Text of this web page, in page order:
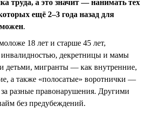
труда, а это значит — нанимать тех
ещё 2–3 года назад для
.
18 лет и старше 45 лет,
инвалидностью, декретницы и мамы
детьми, мигранты — как внутренние,
а также «полосатые» воротнички —
разные правонарушения. Другими
без предубеждений.